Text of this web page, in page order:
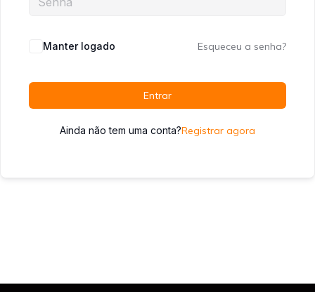
Manter logado Esqueceu a senha?
Entrar
Ainda não tem uma conta?Registrar agora